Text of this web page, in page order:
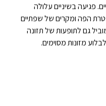
פגיעה בשיניים עלולה
הפה ומקרים של שפתיים
גם לתופעות של תזונה
מזונות מסוימים.